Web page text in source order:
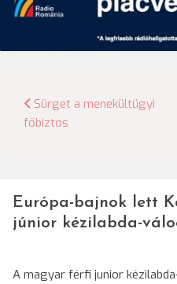
Bejegyzés
Sürget a menekültügyi
főbiztos
Európa-bajnok lett
júnior kézilabda-
A magyar férfi junior